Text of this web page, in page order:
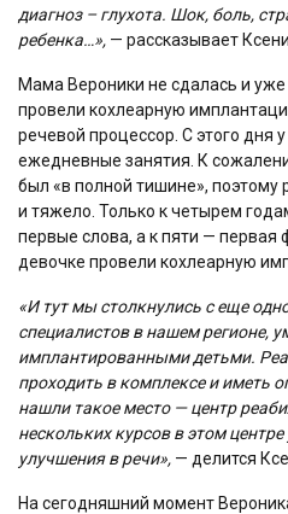
диагноз – глухота. Шок, боль,
ребенка…», — рассказывает
Мама Вероники не сдалась и
провели кохлеарную
речевой процессор. С этого дня
ежедневные занятия. К
был «в полной тишине»,
и тяжело. Только к четырем
первые слова, а к пяти — первая
девочке провели кохлеарную
«И тут мы столкнулись с еще
специалистов в нашем регионе,
имплантированными детьми.
проходить в комплексе и иметь
нашли такое место — центр
нескольких курсов в этом
улучшения в речи», — делится
На сегодняшний момент